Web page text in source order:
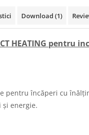
Download (1)
HEATING pentru
pentru încăperi cu
și energie.